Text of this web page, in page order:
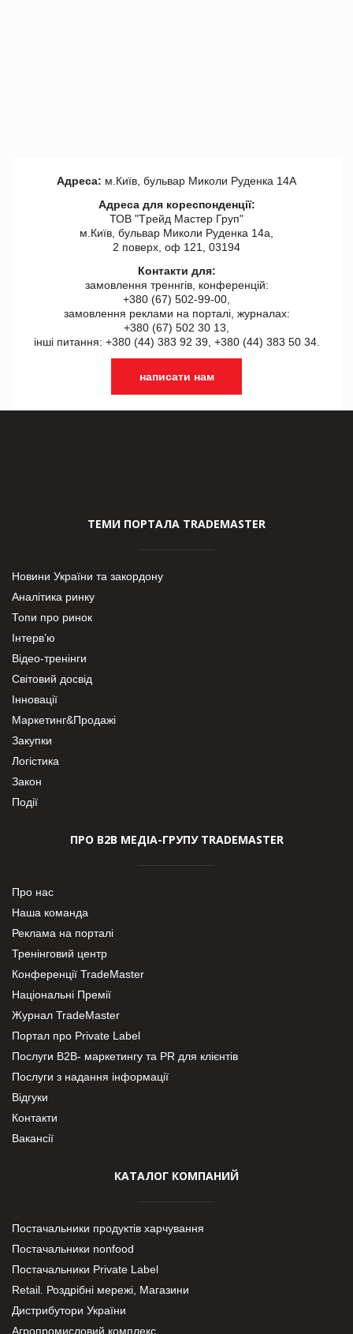
Адреса: м.Київ, бульвар Миколи Руденка 14А
Адреса для кореспонденції:
ТОВ "Tрейд Мастер Груп"
м.Київ, бульвар Миколи Руденка 14а,
2 поверх, оф 121, 03194
Контакти для:
замовлення треннгів, конференцій:
+380 (67) 502-99-00,
замовлення реклами на порталі, журналах:
+380 (67) 502 30 13,
інші питання: +380 (44) 383 92 39, +380 (44) 383 50 34.
написати нам
ТЕМИ ПОРТАЛА TRADEMASTER
Новини України та закордону
Аналітика ринку
Топи про ринок
Інтерв’ю
Відео-тренінги
Світовий досвід
Інновації
Маркетинг&Продажі
Закупки
Логістика
Закон
Події
ПРО В2В МЕДІА-ГРУПУ TRADEMASTER
Про нас
Наша команда
Реклама на порталі
Тренінговий центр
Конференції TradeMaster
Національні Премії
Журнал TradeMaster
Портал про Private Label
Послуги В2В- маркетингу та PR для клієнтів
Послуги з надання інформації
Відгуки
Контакти
Вакансії
КАТАЛОГ КОМПАНИЙ
Постачальники продуктів харчування
Постачальники nonfood
Постачальники Private Label
Retail. Роздрібні мережі, Магазини
Дистрибутори України
Агропромисловий комплекс